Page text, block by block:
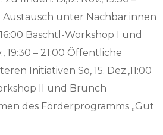
unter Nachbar:innen
16:00 Baschtl-Workshop I und
19:30 – 21:00 Öffentliche
Initiativen So, 15. Dez.,11:00
II und Brunch
des Förderprogramms „Gut